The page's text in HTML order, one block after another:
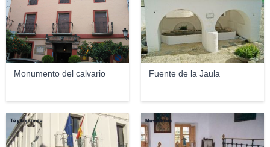
Monumento del calvario Fuente de la Jaula
Té y kriptonita Museotolox